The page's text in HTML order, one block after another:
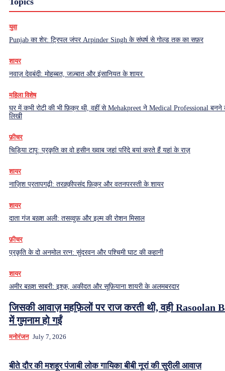
युवा
Punjab का शेर: ट्रिपल जंपर Arpinder Singh के संघर्ष से गोल्ड तक का सफ़र
शायर
नवाज़ देवबंदी: मोहब्बत, जज़्बात और इंसानियत के शायर
महिला विशेष
घर में कभी रोटी की भी फ़िक्र थी, वहीं से Mehakpreet ने Medical Professional बनने
लिखी
फ़ीचर
चिड़िया टापू: प्रकृति का वो हसीन ख्वाब जहां परिंदे बयां करते हैं यहां के राज़
शायर
नाज़िश प्रतापगढ़ी: तरक़्क़ीपसंद फ़िक्र और वतनपरस्ती के शायर
शायर
दाता गंज बख़्श अली: तसव्वुफ़ और इल्म की रोशन मिसाल
फ़ीचर
प्रकृति के दो अनमोल रत्न: सुंदरवन और पश्चिमी घाट की कहानी
शायर
अमीर बख़्श साबरी: इश्क़, अकीदत और सूफ़ियाना शायरी के अलमबरदार
जिसकी आवाज़ महफ़िलों पर राज करती थी, वही Rasoolan
में गुमनाम हो गईं
मनोरंजन July 7, 2026
बीते दौर की मशहूर पंजाबी लोक गायिका बीबी नूरां की सुरीली आवाज़